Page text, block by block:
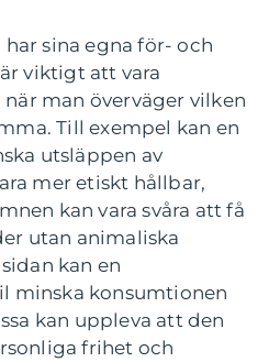
sina egna för- och
viktigt att vara
man överväger vilken
Till exempel kan en
utsläppen av
mer etiskt hållbar,
kan vara svåra att få
utan animaliska
kan en
minska konsumtionen
kan uppleva att den
frihet och